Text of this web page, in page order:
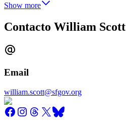
Show more
Contacto William Scott
Email
william.scott@sfgov.org